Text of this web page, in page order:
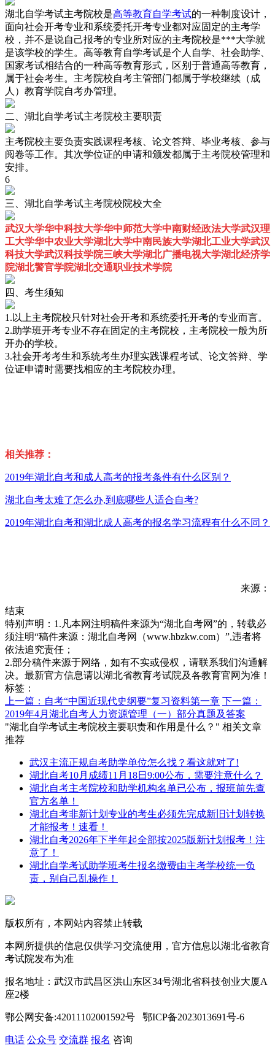
湖北自学考试主考院校是高等教育自学考试的一种制度设计，
面向社会开考专业和系统委托开考专业都对应固定的主考学
校，并不是说自己报考的专业所对应的主考院校是***大学就
是该学校的学生。高等教育自学考试是个人自学、社会助学、
国家考试相结合的一种高等教育形式，区别于普通高等教育，
属于社会考生。主考院校自考主管部门都属于学校继续（成
人）教育学院自考办管理。
二、湖北自学考试主考院校主要职责
主考院校主要负责实践课程考核、论文答辩、毕业考核、参与
阅卷等工作。其次学位证的申请和颁发都属于主考院校管理和
安排。
6
三、湖北自学考试主考院校院校大全
武汉大学华中科技大学华中师范大学中南财经政法大学武汉理
工大学华中农业大学湖北大学中南民族大学湖北工业大学武汉
科技大学武汉科技学院三峡大学湖北广播电视大学湖北经济学
院湖北警官学院湖北交通职业技术学院
四、考生须知
1.以上主考院校只针对社会开考和系统委托开考的专业而言。
2.助学班开考专业不存在固定的主考院校，主考院校一般为所
开办的学校。
3.社会开考考生和系统考生办理实践课程考试、论文答辩、学
位证申请时需要找相应的主考院校办理。
相关推荐：
2019年湖北自考和成人高考的报考条件有什么区别？
湖北自考太难了怎么办,到底哪些人适合自考?
2019年湖北自考和湖北成人高考的报名学习流程有什么不同？
来源：
结束
特别声明：1.凡本网注明稿件来源为“湖北自考网”的，转载必
须注明“稿件来源：湖北自考网（www.hbzkw.com）”,违者将
依法追究责任；
2.部分稿件来源于网络，如有不实或侵权，请联系我们沟通解
决。最新官方信息请以湖北省教育考试院及各教育官网为准！
标签：
上一篇：自考“中国近现代史纲要”复习资料第一章 下一篇：
2019年4月湖北自考人力资源管理（一）部分真题及答案
"湖北自学考试主考院校主要职责和作用是什么？" 相关文章
推荐
武汉主流正规自考助学单位怎么找？看这就对了!
湖北自考10月成绩11月18日9:00公布，需要注意什么？
湖北自考主考院校和助学机构名单已公布，报班前先查
官方名单！
湖北自考非新计划专业的考生必须先完成新旧计划转换
才能报考！速看！
湖北自考2026年下半年起全部按2025版新计划报考！注
意了！
湖北自学考试助学班考生报名缴费由主考学校统一负
责，别自己乱操作！
版权所有，本网站内容禁止转载
本网所提供的信息仅供学习交流使用，官方信息以湖北省教育
考试院发布为准
报名地址：武汉市武昌区洪山东区34号湖北省科技创业大厦A
座2楼
鄂公网安备:42011102001592号 鄂ICP备2023013691号-6
电话 公众号 交流群 报名 咨询